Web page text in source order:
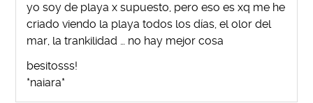
yo soy de playa x supuesto, pero eso es xq me he
criado viendo la playa todos los días, el olor del
mar, la trankilidad … no hay mejor cosa
besitosss!
*naiara*